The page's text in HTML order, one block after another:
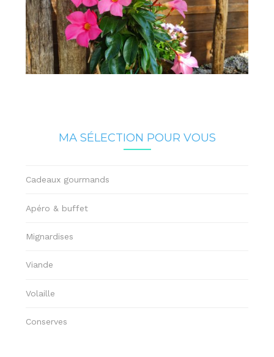
MA SÉLECTION POUR VOUS
Cadeaux gourmands
Apéro & buffet
Mignardises
Viande
Volaille
Conserves